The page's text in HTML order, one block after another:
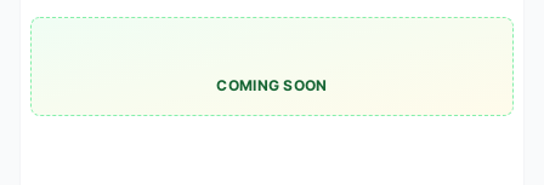
COMING SOON